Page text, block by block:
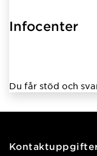
Infocenter
Du får stöd och